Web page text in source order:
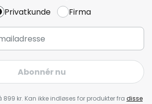
Privatkunde Firma
Abonnér nu
kr. Kan ikke indløses for produkter fra disse